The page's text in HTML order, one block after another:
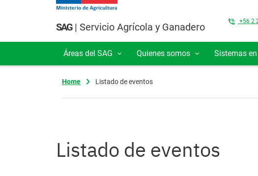
Pasar al contenido principal
SAG| Servicio Agrícola y Ganadero +56 2
Navegación principal
Áreas del SAG Quienes somos Sistemas
Home Listado de eventos
Listado de eventos